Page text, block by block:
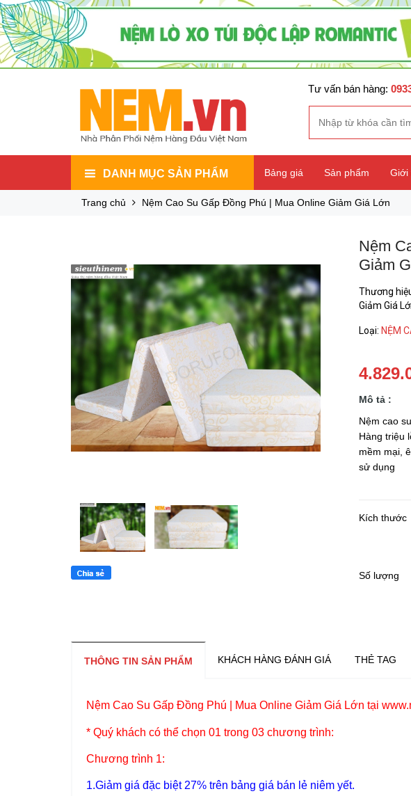
Tư vấn bán hàng:
DANH MỤC SẢN PHẨM Bảng giá Sản phẩm Giới
Trang chủ Nệm Cao Su Gấp Đồng Phú | Mua Online Giảm Giá Lớn
Nệm
Giảm
Thương
Giảm Giá
Loại: NỆM
Mô tả :
Nệm cao
Hàng triệu
mềm mại,
sử dụng
Kích thước
Số lượng
THÔNG TIN SẢN PHẨM KHÁCH HÀNG ĐÁNH GIÁ THẺ TAG
Nệm Cao Su Gấp Đồng Phú | Mua Online Giảm Giá Lớn tại
* Quý khách có thể chọn 01 trong 03 chương trình:
Chương trình 1:
1.Giảm giá đặc biệt 27% trên bảng giá bán lẻ niêm yết.